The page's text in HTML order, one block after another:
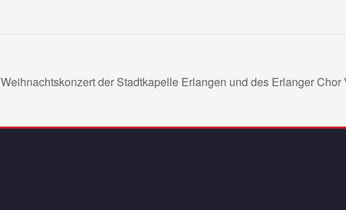
Weihnachtskonzert der Stadtkapelle Erlangen und des Erlanger Chor